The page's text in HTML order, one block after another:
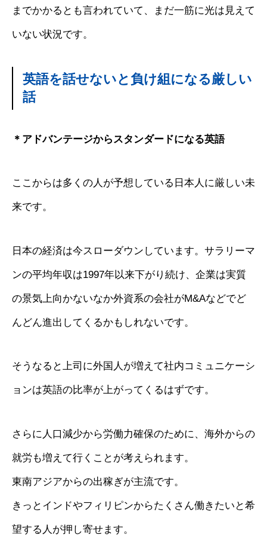
までかかるとも言われていて、まだ一筋に光は見えて
いない状況です。
英語を話せないと負け組になる厳しい
話
＊アドバンテージからスタンダードになる英語
ここからは多くの人が予想している日本人に厳しい未
来です。
日本の経済は今スローダウンしています。サラリーマ
ンの平均年収は1997年以来下がり続け、企業は実質
の景気上向かないなか外資系の会社がM&Aなどでど
んどん進出してくるかもしれないです。
そうなると上司に外国人が増えて社内コミュニケーシ
ョンは英語の比率が上がってくるはずです。
さらに人口減少から労働力確保のために、海外からの
就労も増えて行くことが考えられます。
東南アジアからの出稼ぎが主流です。
きっとインドやフィリピンからたくさん働きたいと希
望する人が押し寄せます。